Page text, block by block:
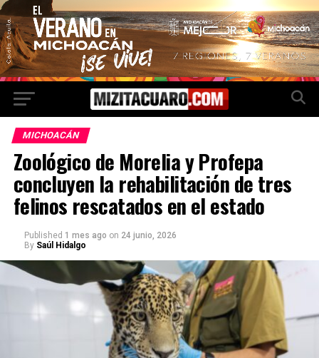
MICHOACÁN
Zoológico de Morelia y Profepa
concluyen la rehabilitación de tres
felinos rescatados en el estado
Published 1 mes ago on 24 junio, 2026
By Saúl Hidalgo